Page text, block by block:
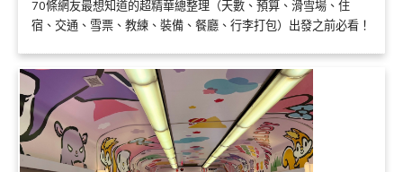
70條網友最想知道的超精華總整理（天數、預算、滑雪場、住
宿、交通、雪票、教練、裝備、餐廳、行李打包）出發之前必看！